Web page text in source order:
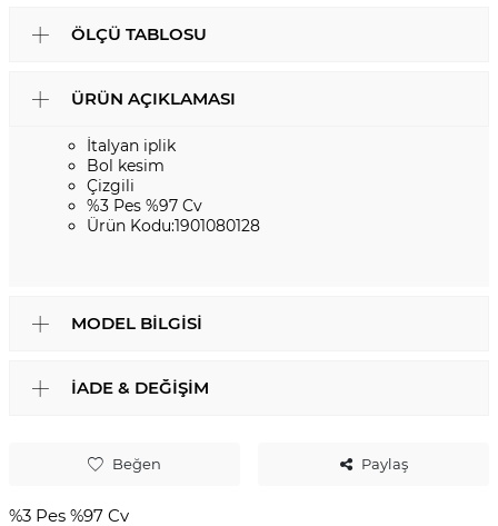
Beğen Paylaş
%3 Pes %97 Cv
ÖLÇÜ TABLOSU
ÜRÜN AÇIKLAMASI
İtalyan iplik
Bol kesim
Çizgili
%3 Pes %97 Cv
Ürün Kodu:1901080128
MODEL BILGISI
İADE & DEĞIŞIM